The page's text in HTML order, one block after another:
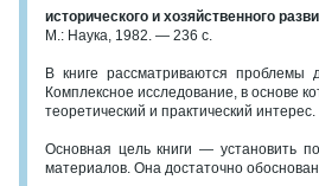
исторического и хозяйственного
М.: Наука, 1982. — 236 с.
В книге рассматриваются проблемы
Комплексное исследование, в основе
теоретический и практический интерес.
Основная цель книги — установить
материалов. Она достаточно